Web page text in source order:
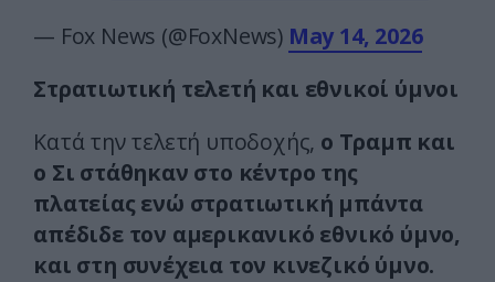
— Fox News (@FoxNews) May 14, 2026
Στρατιωτική τελετή και εθνικοί ύμνοι
Κατά την τελετή υποδοχής, ο Τραμπ και
ο Σι στάθηκαν στο κέντρο της
πλατείας ενώ στρατιωτική μπάντα
απέδιδε τον αμερικανικό εθνικό ύμνο,
και στη συνέχεια τον κινεζικό ύμνο.